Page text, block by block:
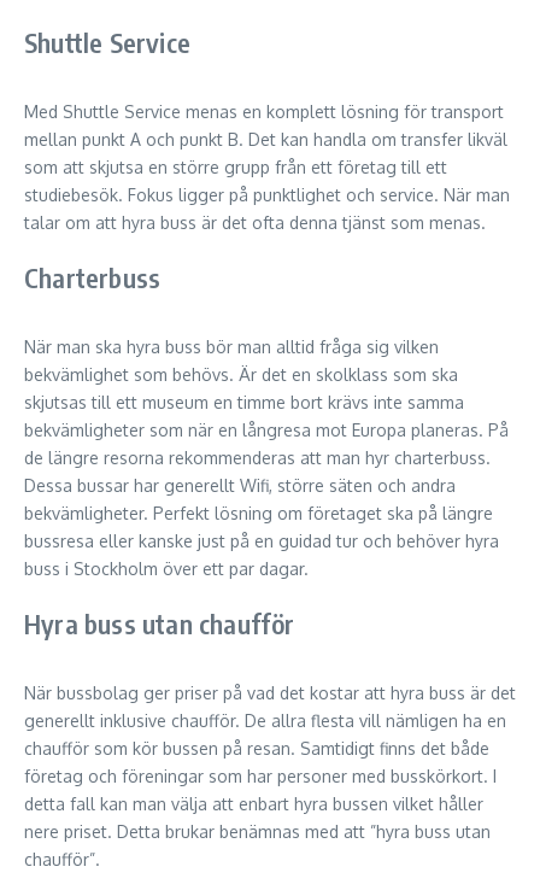
Shuttle Service
Med Shuttle Service menas en komplett lösning för transport
mellan punkt A och punkt B. Det kan handla om transfer likväl
som att skjutsa en större grupp från ett företag till ett
studiebesök. Fokus ligger på punktlighet och service. När man
talar om att hyra buss är det ofta denna tjänst som menas.
Charterbuss
När man ska hyra buss bör man alltid fråga sig vilken
bekvämlighet som behövs. Är det en skolklass som ska
skjutsas till ett museum en timme bort krävs inte samma
bekvämligheter som när en långresa mot Europa planeras. På
de längre resorna rekommenderas att man hyr charterbuss.
Dessa bussar har generellt Wifi, större säten och andra
bekvämligheter. Perfekt lösning om företaget ska på längre
bussresa eller kanske just på en guidad tur och behöver hyra
buss i Stockholm över ett par dagar.
Hyra buss utan chaufför
När bussbolag ger priser på vad det kostar att hyra buss är det
generellt inklusive chaufför. De allra flesta vill nämligen ha en
chaufför som kör bussen på resan. Samtidigt finns det både
företag och föreningar som har personer med busskörkort. I
detta fall kan man välja att enbart hyra bussen vilket håller
nere priset. Detta brukar benämnas med att ”hyra buss utan
chaufför”.